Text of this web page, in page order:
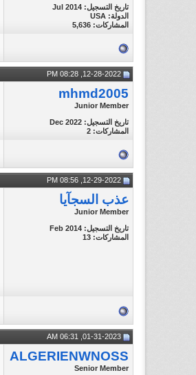
تاريخ التسجيل: Jul 2014
الدولة: USA
المشاركات: 5,636
mhmd2005
Junior Member
تاريخ التسجيل: Dec 2022
المشاركات: 2
عذب السجآيا
Junior Member
تاريخ التسجيل: Feb 2014
المشاركات: 13
ALGERIENWNOSS
Senior Member